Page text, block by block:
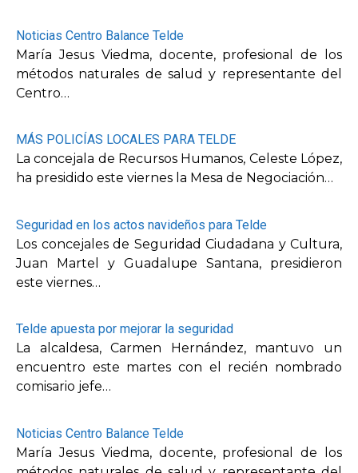
Noticias Centro Balance Telde
María Jesus Viedma, docente, profesional de los
métodos naturales de salud y representante del
Centro…
MÁS POLICÍAS LOCALES PARA TELDE
La concejala de Recursos Humanos, Celeste López,
ha presidido este viernes la Mesa de Negociación…
Seguridad en los actos navideños para Telde
Los concejales de Seguridad Ciudadana y Cultura,
Juan Martel y Guadalupe Santana, presidieron
este viernes…
Telde apuesta por mejorar la seguridad
La alcaldesa, Carmen Hernández, mantuvo un
encuentro este martes con el recién nombrado
comisario jefe…
Noticias Centro Balance Telde
María Jesus Viedma, docente, profesional de los